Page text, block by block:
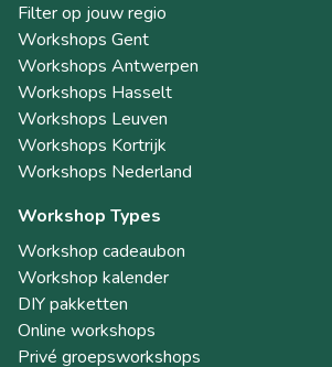
Filter op jouw regio
Workshops Gent
Workshops Antwerpen
Workshops Hasselt
Workshops Leuven
Workshops Kortrijk
Workshops Nederland
Workshop Types
Workshop cadeaubon
Workshop kalender
DIY pakketten
Online workshops
Privé groepsworkshops